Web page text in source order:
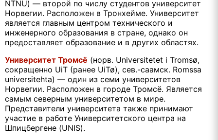
NTNU) — второй по числу студентов университет
Норвегии. Расположен в Тронхейме. Университет
является главным центром технического и
инженерного образования в стране, однако он
предоставляет образование и в других областях.
Университет Тромсё (норв. Universitetet i Tromsø,
сокращенно UiT (ранее UiTø), сев.-саамск. Romssa
universitehta) — один из семи университетов
Норвегии. Расположен в городе Тромсё. Является
самым северным университетом в мире.
Представители университета также принимают
участие в работе Университетского центра на
Шпицбергене (UNIS).